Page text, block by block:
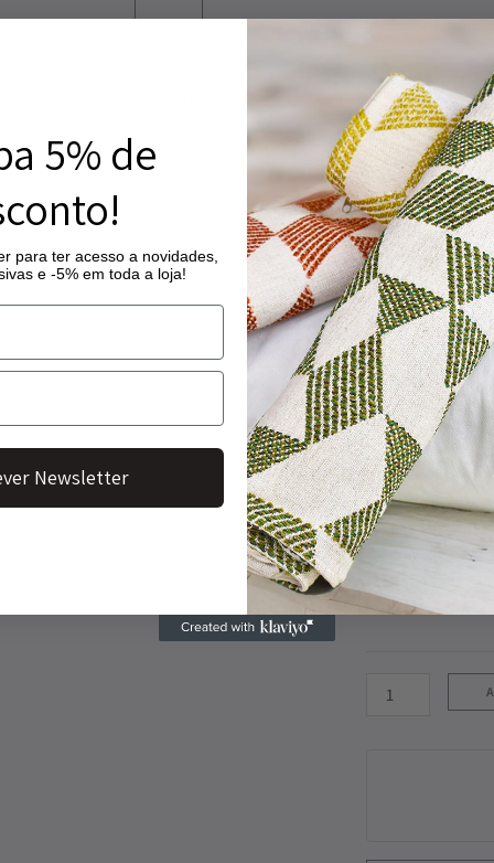
Início/Tapetes
Tapete
200,00€–
Elegante e
acrescentar
* O prazo de
Dimensão
70 x 120 cm
70 x 60 cm
Quantidade
de
Tapete
de
Banho
Gigi
5% de
para ter acesso a novidades,
e -5% em toda a loja!
Newsletter